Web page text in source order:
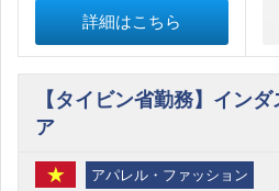
詳細はこちら
【タイビン省勤務】イン
ア
アパレル・ファッション